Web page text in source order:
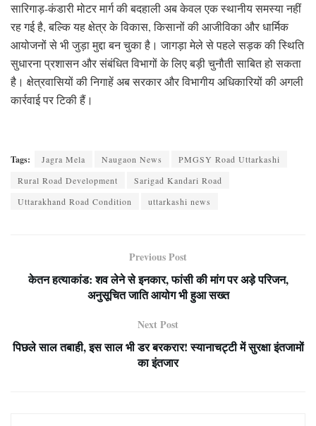
सारिगाड़-कंडारी मोटर मार्ग की बदहाली अब केवल एक स्थानीय समस्या नहीं
रह गई है, बल्कि यह क्षेत्र के विकास, किसानों की आजीविका और धार्मिक
आयोजनों से भी जुड़ा मुद्दा बन चुका है। जागड़ा मेले से पहले सड़क की स्थिति
सुधारना प्रशासन और संबंधित विभागों के लिए बड़ी चुनौती साबित हो सकता
है। क्षेत्रवासियों की निगाहें अब सरकार और विभागीय अधिकारियों की अगली
कार्रवाई पर टिकी हैं।
Tags: Jagra Mela Naugaon News
PMGSY Road Uttarkashi
Rural Road Development
Sarigad Kandari Road
Uttarakhand Road Condition
uttarkashi news
Previous Post
केतन हत्याकांड: शव लेने से इनकार, फांसी की मांग पर अड़े परिजन,
अनुसूचित जाति आयोग भी हुआ सख्त
Next Post
पिछले साल तबाही, इस साल भी डर बरकरार! स्यानाचट्टी में सुरक्षा इंतजामों
का इंतजार